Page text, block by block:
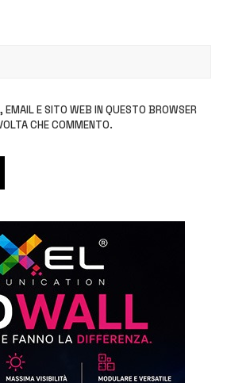
EMAIL E SITO WEB IN QUESTO BROWSER
CHE COMMENTO.